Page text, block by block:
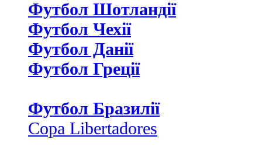
Футбол Шотландії
Футбол Чехії
Футбол Данії
Футбол Греції
Футбол Бразилії
Copa Libertadores